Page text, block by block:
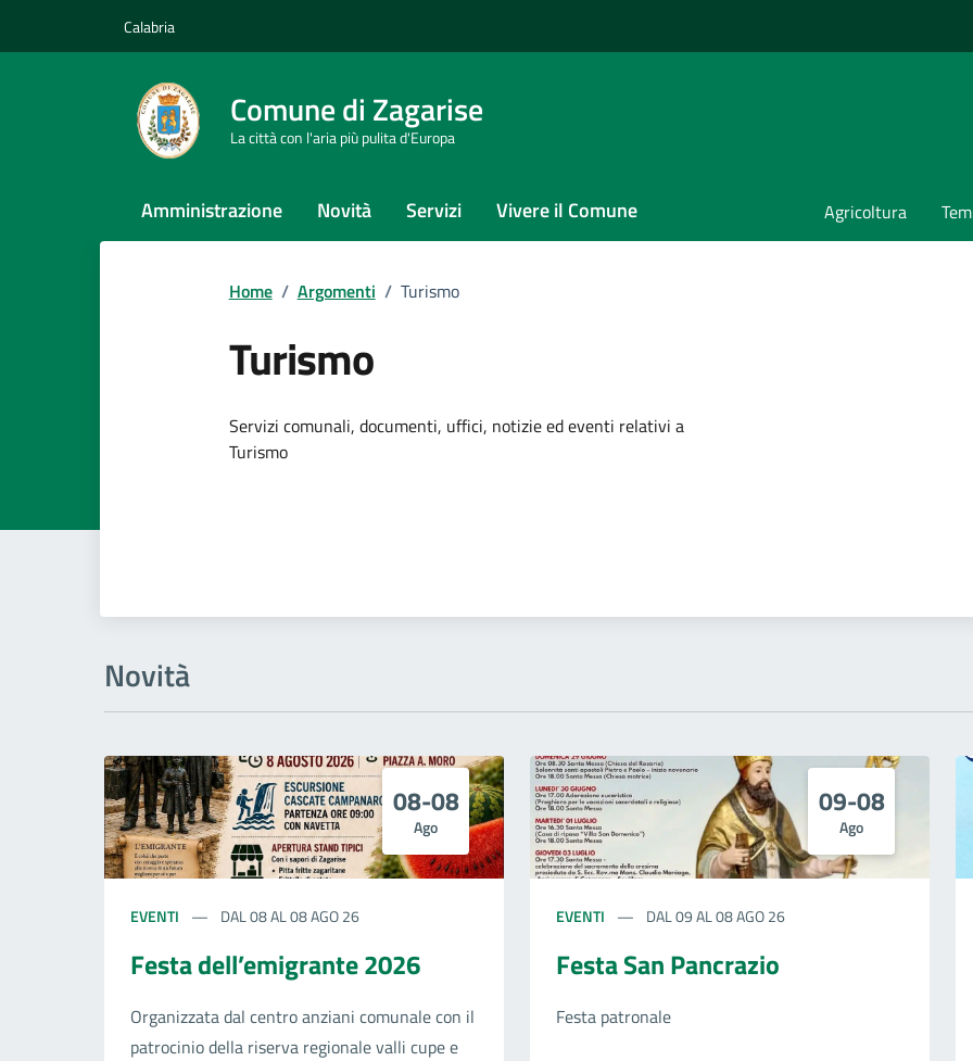
Calabria
Comune di Zagarise
La città con l'aria più pulita d'Europa
Amministrazione Novità Servizi Vivere il Comune Agricoltura
Home / Argomenti / Turismo
Turismo
Dettagli dell'argomento
Servizi comunali, documenti, uffici, notizie ed eventi relativi a
Turismo
Novità
08-08
Ago
EVENTI DAL 08 AL 08 AGO 26
Festa dell’emigrante 2026
Organizzata dal centro anziani comunale con il
patrocinio della riserva regionale valli cupe e
09-08
Ago
EVENTI DAL 09 AL 08 AGO 26
Festa San Pancrazio
Festa patronale